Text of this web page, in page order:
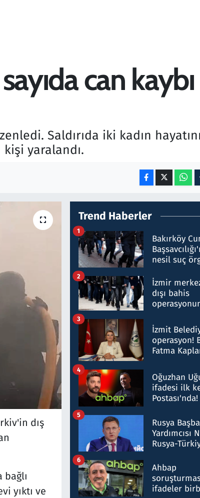
can
Saldırıda iki kadın hayatını
yaralandı.
dış
yıktı ve
Trend Haberler
Bakırköy
nesil suç
hakkında
1
İzmir
dışı bahis
Milyar liralık
trafiği
2
İzmit
operasyon!
Fatma
3
Oğuzhan
ifadesi ilk
Postası'nda!
4
Rusya
Yardımcısı
Rusya-
nitelikte
belirtti
5
Ahbap
ifadeler
6